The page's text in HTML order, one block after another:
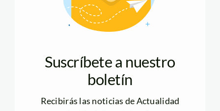
Suscríbete a nuestro
boletín
Recibirás las noticias de Actualidad